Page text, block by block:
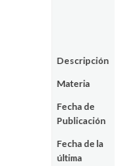
Descripción
Materia
Fecha de
Publicación
Fecha de la
última